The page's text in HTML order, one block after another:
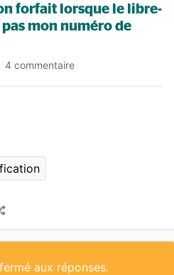
forfait lorsque le libre-
mon numéro de
4 commentaire
aux réponses.